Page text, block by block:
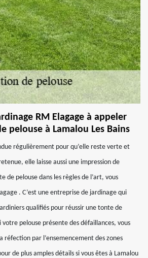
RM Elagage à appeler
pelouse à Lamalou Les Bains
régulièrement pour qu’elle reste verte et
elle laisse aussi une impression de
de pelouse dans les règles de l’art, vous
. C’est une entreprise de jardinage qui
qualifiés pour réussir une tonte de
votre pelouse présente des défaillances, vous
réfection par l’ensemencement des zones
de plus amples détails si vous êtes à Lamalou